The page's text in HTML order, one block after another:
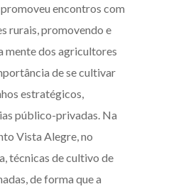
encontros com
rurais, promovendo e
mente dos agricultores
de se cultivar
estratégicos,
público-privadas. Na
Vista Alegre, no
técnicas de cultivo de
de forma que a